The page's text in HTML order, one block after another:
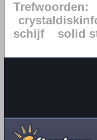
Trefwoorden:
schijf
solid